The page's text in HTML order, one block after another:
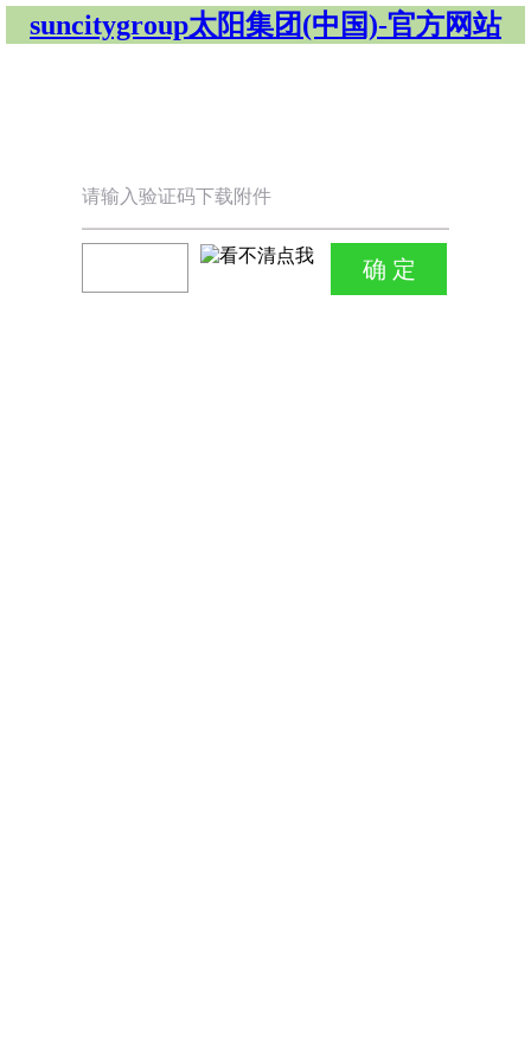
suncitygroup太阳集团(中国)-官方网站
请输入验证码下载附件